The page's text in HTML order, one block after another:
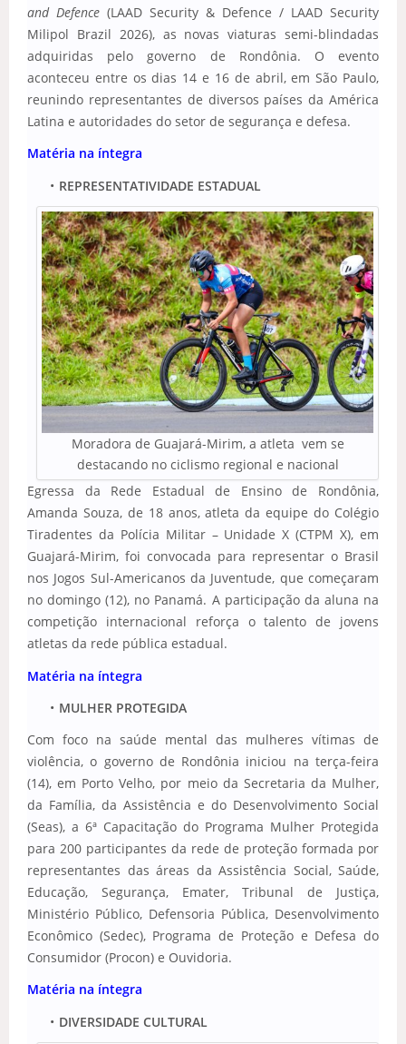
and Defence (LAAD Security & Defence / LAAD Security
Milipol Brazil 2026), as novas viaturas semi-blindadas
adquiridas pelo governo de Rondônia. O evento
aconteceu entre os dias 14 e 16 de abril,em São Paulo,
reunindo representantes de diversos países da América
Latina e autoridades do setor de segurança e defesa.
Matéria na íntegra
REPRESENTATIVIDADE ESTADUAL
Moradora de Guajará-Mirim, a atleta vem se
destacando no ciclismo regional e nacional
Egressa da Rede Estadual de Ensino de Rondônia,
Amanda Souza, de 18 anos, atleta da equipe do Colégio
Tiradentes da Polícia Militar – Unidade X (CTPM X), em
Guajará-Mirim, foi convocada para representar o Brasil
nos Jogos Sul-Americanos da Juventude, que começaram
no domingo (12), no Panamá. A participação da aluna na
competição internacional reforça o talento de jovens
atletas da rede pública estadual.
Matéria na íntegra
MULHER PROTEGIDA
Com foco na saúde mental das mulheres vítimas de
violência, o governo de Rondônia iniciou na terça-feira
(14), em Porto Velho, por meio da Secretaria da Mulher,
da Família, da Assistência e do Desenvolvimento Social
(Seas), a 6ª Capacitação do Programa Mulher Protegida
para 200 participantes da rede de proteção formada por
representantes das áreas da Assistência Social, Saúde,
Educação, Segurança, Emater, Tribunal de Justiça,
Ministério Público, Defensoria Pública, Desenvolvimento
Econômico (Sedec), Programa de Proteção e Defesa do
Consumidor (Procon) e Ouvidoria.
Matéria na íntegra
DIVERSIDADE CULTURAL